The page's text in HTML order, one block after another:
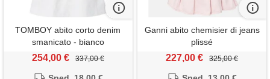
TOMBOY abito corto denim
smanicato - bianco
254,00 € 337,00 €
Ganni abito chemisier di jeans
plissé
227,00 € 325,00 €